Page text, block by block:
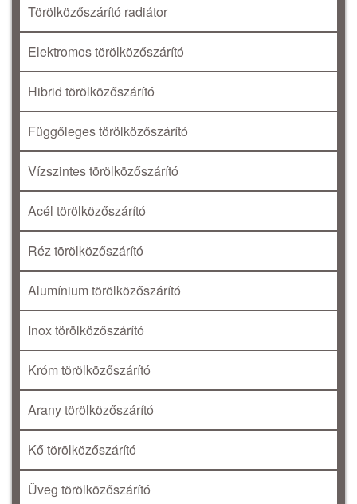
Törölközőszárító radiátor
Elektromos törölközőszárító
Hibrid törölközőszárító
Függőleges törölközőszárító
Vízszintes törölközőszárító
Acél törölközőszárító
Réz törölközőszárító
Alumínium törölközőszárító
Inox törölközőszárító
Króm törölközőszárító
Arany törölközőszárító
Kő törölközőszárító
Üveg törölközőszárító